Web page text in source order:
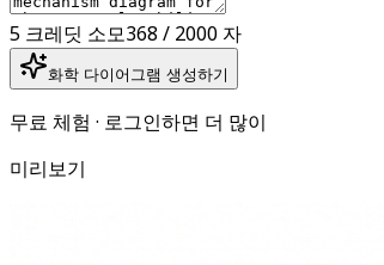
5 크레딧 소모368 / 2000 자
화학 다이어그램 생성하기
무료 체험 · 로그인하면 더 많이
미리보기